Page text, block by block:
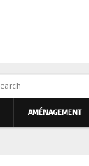
AMÉNAGEMENT